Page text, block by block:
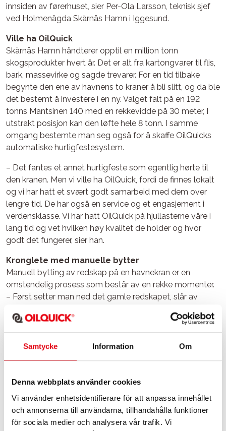
Samtycke Information Om
Denna webbplats använder cookies
Vi använder enhetsidentifierare för att anpassa innehållet
och annonserna till användarna, tillhandahålla funktioner
för sociala medier och analysera vår trafik. Vi
innsiden av førerhuset, sier Per-Ola Larsson, teknisk sjef
ved Holmenägda Skärnäs Hamn i Iggesund.
Ville ha OilQuick
Skärnäs Hamn håndterer opptil en million tonn
skogsprodukter hvert år. Det er alt fra kartongvarer til flis,
bark, massevirke og sagde trevarer. For en tid tilbake
begynte den ene av havnens to kraner å bli slitt, og da ble
det bestemt å investere i en ny. Valget falt på en 192
tonns Mantsinen 140 med en rekkevidde på 30 meter, I
utstrakt posisjon kan den løfte hele 8 tonn. I samme
omgang bestemte man seg også for å skaffe OilQuicks
automatiske hurtigfestesystem.
– Det fantes et annet hurtigfeste som egentlig hørte til
den kranen. Men vi ville ha OilQuick, fordi de finnes lokalt
og vi har hatt et svært godt samarbeid med dem over
lengre tid. De har også en service og et engasjement i
verdensklasse. Vi har hatt OilQuick på hjullasterne våre i
lang tid og vet hvilken høy kvalitet de holder og hvor
godt det fungerer, sier han.
Kronglete med manuelle bytter
Manuell bytting av redskap på en havnekran er en
omstendelig prosess som består av en rekke momenter.
– Først setter man ned det gamle redskapet, slår av
kobler fra hydraulikkoblingene og skrur dem av. Deretter
må man gå opp i kranen igjen og vri ut selve koblingen.
Når det nye aggregatet omsider skal settes på, må man
Med den nye kranen utstyrt med OilQuick kan operatøren
enkelt utføre byttet selv inne fra førerhuset.
Vedkommende trenger ikke å gå ut i kulden og skitne seg
til. Faren for å bli påkjørt, ramle eller skli elimineres, sier